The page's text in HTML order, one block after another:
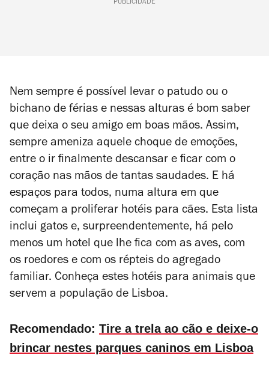
PUBLICIDADE
Nem sempre é possível levar o patudo ou o
bichano de férias e nessas alturas é bom saber
que deixa o seu amigo em boas mãos. Assim,
sempre ameniza aquele choque de emoções,
entre o ir finalmente descansar e ficar com o
coração nas mãos de tantas saudades. E há
espaços para todos, numa altura em que
começam a proliferar hotéis para cães. Esta lista
inclui gatos e, surpreendentemente, há pelo
menos um hotel que lhe fica com as aves, com
os roedores e com os répteis do agregado
familiar. Conheça estes hotéis para animais que
servem a população de Lisboa.
Recomendado: Tire a trela ao cão e deixe-o
brincar nestes parques caninos em Lisboa